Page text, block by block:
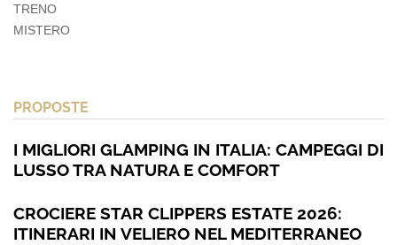
TRENO
MISTERO
PROPOSTE
I MIGLIORI GLAMPING IN ITALIA: CAMPEGGI DI
LUSSO TRA NATURA E COMFORT
CROCIERE STAR CLIPPERS ESTATE 2026:
ITINERARI IN VELIERO NEL MEDITERRANEO